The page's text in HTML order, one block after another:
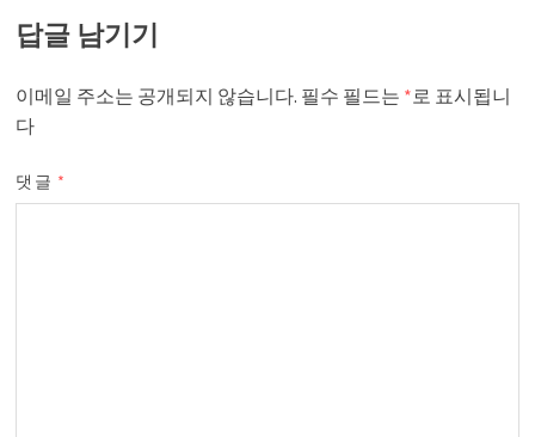
답글 남기기
이메일 주소는 공개되지 않습니다. 필수 필드는 *로 표시됩니
다
댓글 *